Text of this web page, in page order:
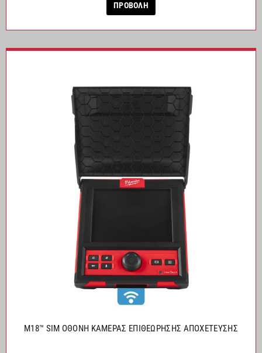
ΠΡΟΒΟΛΗ
M18™ SIM ΟΘΟΝΗ ΚΑΜΕΡΑΣ ΕΠΙΘEΩΡΗΣΗΣ ΑΠΟΧEΤΕΥΣΗΣ